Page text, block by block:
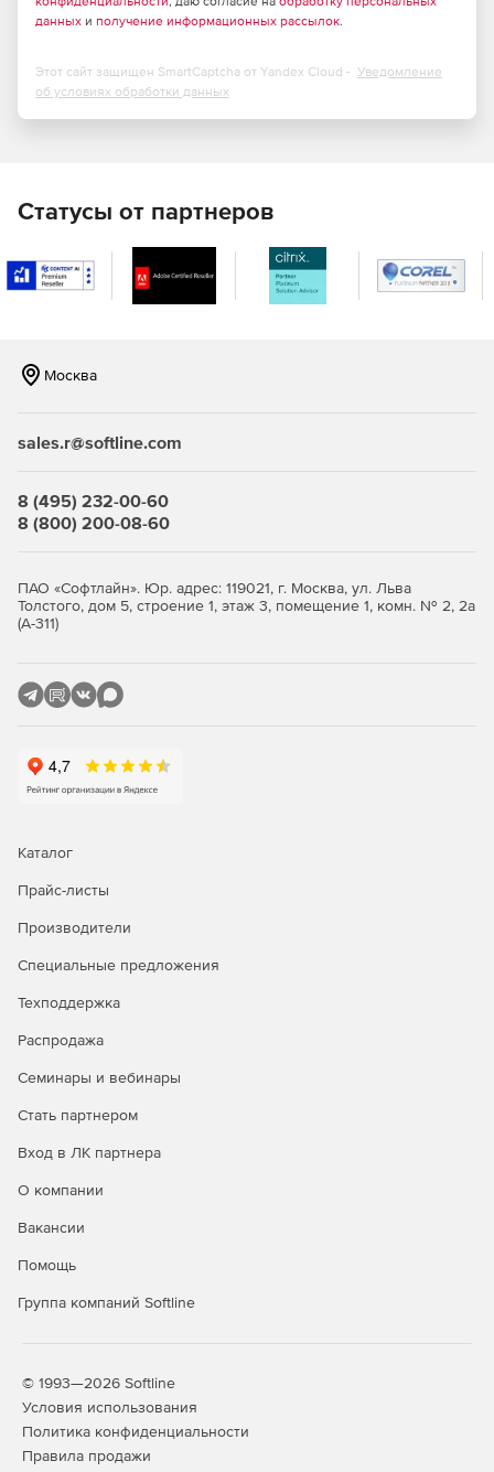
данных и получение информационных рассылок.
Этот сайт защищен SmartCaptcha от Yandex Cloud - Уведомление
об условиях обработки данных
Статусы от партнеров
Москва
sales.r@softline.com
8 (495) 232-00-60
8 (800) 200-08-60
ПАО «Софтлайн». Юр. адрес: 119021, г. Москва, ул. Льва
Толстого, дом 5, строение 1, этаж 3, помещение 1, комн. № 2, 2а
(А-311)
Каталог
Прайс-листы
Производители
Специальные предложения
Техподдержка
Распродажа
Семинары и вебинары
Стать партнером
Вход в ЛК партнера
О компании
Вакансии
Помощь
Группа компаний Softline
© 1993—2026 Softline
Условия использования
Политика конфиденциальности
Правила продажи